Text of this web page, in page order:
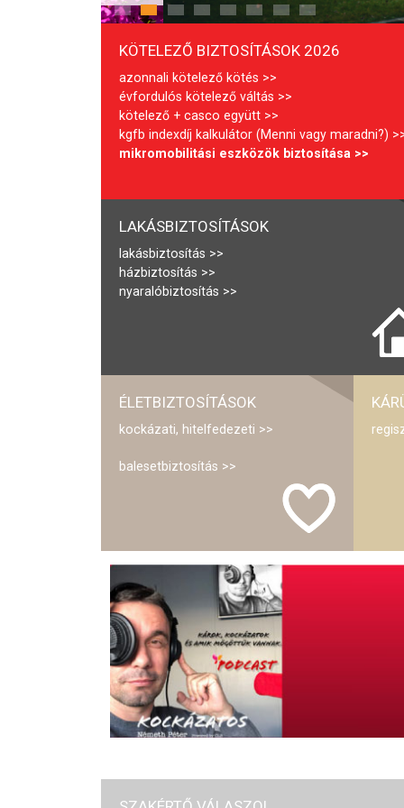
KÖTELEZŐ BIZTOSÍTÁSOK 2026
azonnali kötelező kötés
évfordulós kötelező váltás
kötelező + casco együtt
kgfb indexdíj kalkulátor (Menni vagy maradni?)
mikromobilitási eszközök biztosítása
LAKÁSBIZTOSÍTÁSOK
lakásbiztosítás
házbiztosítás
nyaralóbiztosítás
ÉLETBIZTOSÍTÁSOK
kockázati, hitelfedezeti
balesetbiztosítás